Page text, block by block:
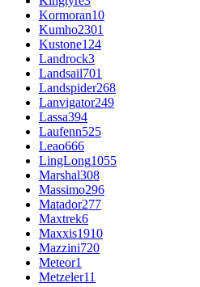
Kormoran10
Kumho2301
Kustone124
Landrock3
Landsail701
Landspider268
Lanvigator249
Lassa394
Laufenn525
Leao666
LingLong1055
Marshal308
Massimo296
Matador277
Maxtrek6
Maxxis1910
Mazzini720
Meteor1
Metzeler11